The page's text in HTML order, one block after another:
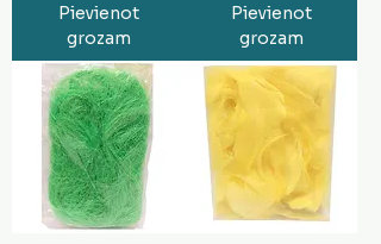
Pievienot
grozam
Pievienot
grozam